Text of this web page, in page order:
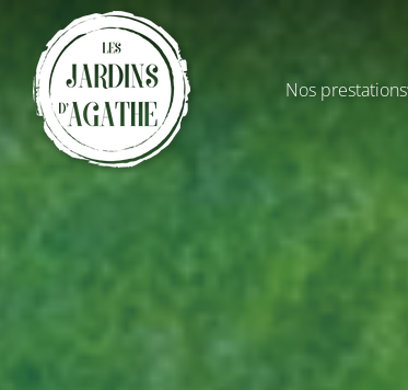
Nos prestations